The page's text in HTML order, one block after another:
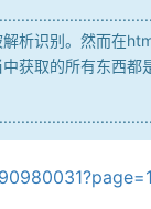
析识别。然而在
获取的所有东西都